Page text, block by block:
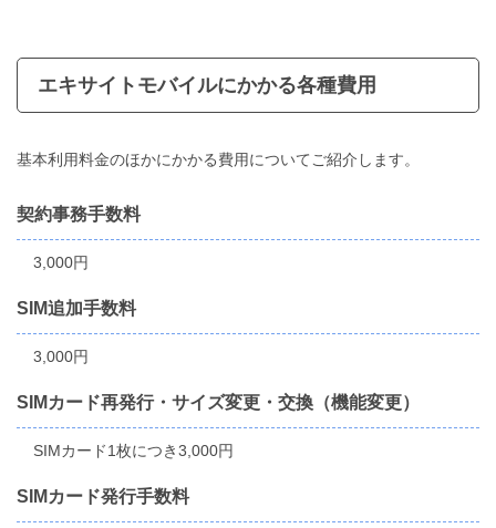
エキサイトモバイルにかかる各種費用
基本利用料金のほかにかかる費用についてご紹介します。
契約事務手数料
3,000円
SIM追加手数料
3,000円
SIMカード再発行・サイズ変更・交換（機能変更）
SIMカード1枚につき3,000円
SIMカード発行手数料